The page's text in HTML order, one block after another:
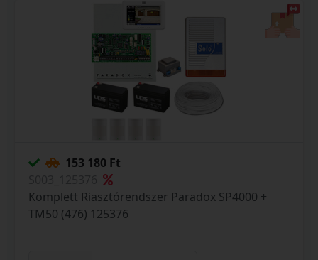
153 180 Ft
Komplett Riasztórendszer Paradox SP4000 +
TM50 (476) 125376